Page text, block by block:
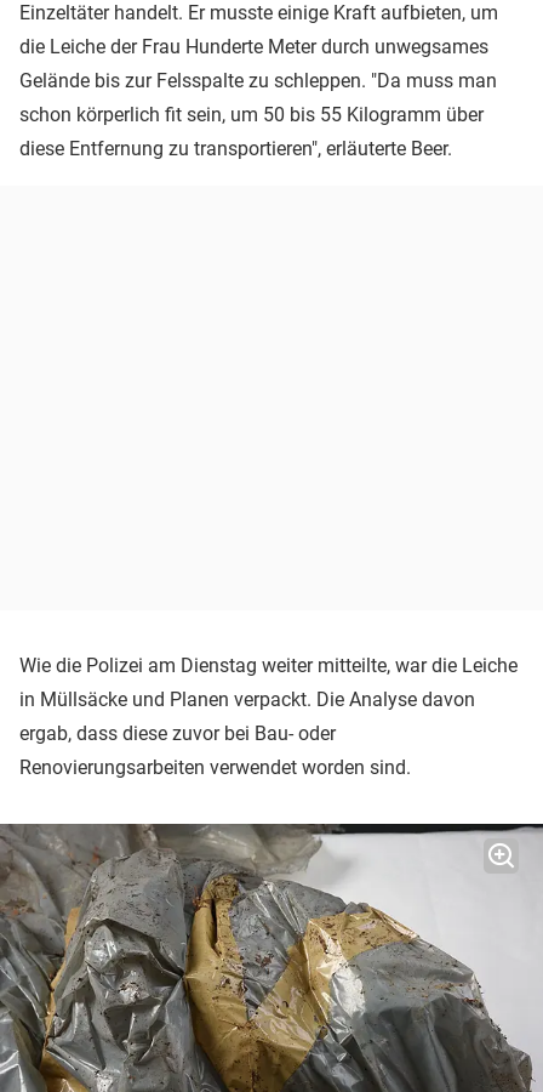
Einzeltäter handelt. Er musste einige Kraft aufbieten, um
die Leiche der Frau Hunderte Meter durch unwegsames
Gelände bis zur Felsspalte zu schleppen. "Da muss man
schon körperlich fit sein, um 50 bis 55 Kilogramm über
diese Entfernung zu transportieren", erläuterte Beer.
Wie die Polizei am Dienstag weiter mitteilte, war die Leiche
in Müllsäcke und Planen verpackt. Die Analyse davon
ergab, dass diese zuvor bei Bau- oder
Renovierungsarbeiten verwendet worden sind.